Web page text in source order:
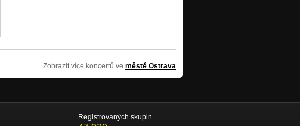
Zobrazit více koncertů ve městě Ostrava
Registrovaných skupin